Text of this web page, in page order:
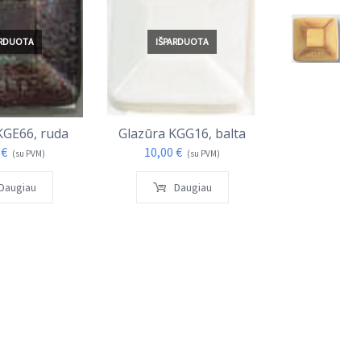
ruda
€ (su PVM)
IŠPARDUOTA
Glazūra KGG16, balta
10,00€ (su PVM)
Daugiau